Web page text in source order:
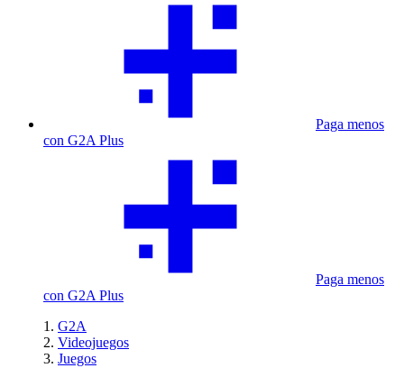
Paga menos
con G2A Plus
Paga menos
con G2A Plus
G2A
Videojuegos
Juegos